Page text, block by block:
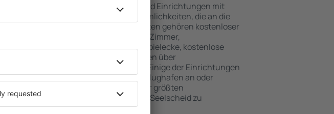
Hotels in in Neunkirchen-Seelscheid sind Einrichtungen mit
verschiedenen Standards sowie Annehmlichkeiten, die an die
Gäste angepasst sind . Zu den beliebtesten gehören kostenloser
WLAN-Zugang, SPA-Zone, Bar / Safe im Zimmer,
Konferenzzentrum, Essbereich, Kinderspielecke, kostenlose
Parkplätze sowie Informationsbroschüren über
Sehenswürdigkeiten in der Umgebung. Einige der Einrichtungen
bieten auch einen Transport vom/zum Flughafen an oder
empfehlen, Ausflüge auf den Spuren der größten
Sehenswürdigkeiten in in Neunkirchen-Seelscheid zu
unternehmen.